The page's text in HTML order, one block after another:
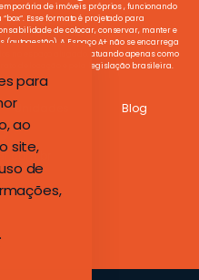
de imóveis próprios , funcionando
Esse formato é projetado para
de colocar, conservar, manter e
A Espaço A+ não se encarrega
no espaço alugado, atuando apenas como
de locação e pela legislação brasileira.
Unidades Blog
para
ao
site,
de
.